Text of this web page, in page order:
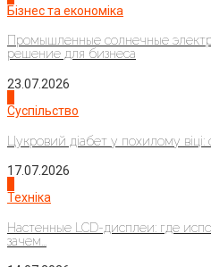
Бізнес та економіка
Промышленные солнечные
решение для бизнеса
23.07.2026
Суспільство
Цукровий діабет у похилому віці:
17.07.2026
Техніка
Настенные LCD-дисплеи: где
зачем...